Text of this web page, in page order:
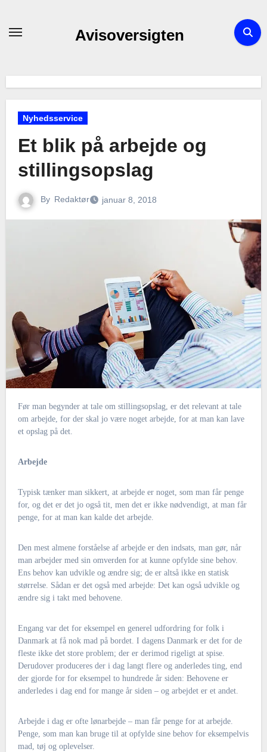
Avisoversigten
Nyhedsservice
Et blik på arbejde og
stillingsopslag
By Redaktør januar 8, 2018
Før man begynder at tale om stillingsopslag, er det relevant at tale
om arbejde, for der skal jo være noget arbejde, for at man kan lave
et opslag på det.
Arbejde
Typisk tænker man sikkert, at arbejde er noget, som man får penge
for, og det er det jo også tit, men det er ikke nødvendigt, at man får
penge, for at man kan kalde det arbejde.
Den mest almene forståelse af arbejde er den indsats, man gør, når
man arbejder med sin omverden for at kunne opfylde sine behov.
Ens behov kan udvikle og ændre sig; de er altså ikke en statisk
størrelse. Sådan er det også med arbejde: Det kan også udvikle og
ændre sig i takt med behovene.
Engang var det for eksempel en generel udfordring for folk i
Danmark at få nok mad på bordet. I dagens Danmark er det for de
fleste ikke det store problem; der er derimod rigeligt at spise.
Derudover produceres der i dag langt flere og anderledes ting, end
der gjorde for for eksempel to hundrede år siden: Behovene er
anderledes i dag end for mange år siden – og arbejdet er et andet.
Arbejde i dag er ofte lønarbejde – man får penge for at arbejde.
Penge, som man kan bruge til at opfylde sine behov for eksempelvis
mad, tøj og oplevelser.